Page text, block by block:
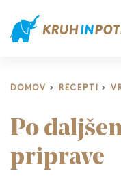
DOMOV RECEPTI
Po
priprave